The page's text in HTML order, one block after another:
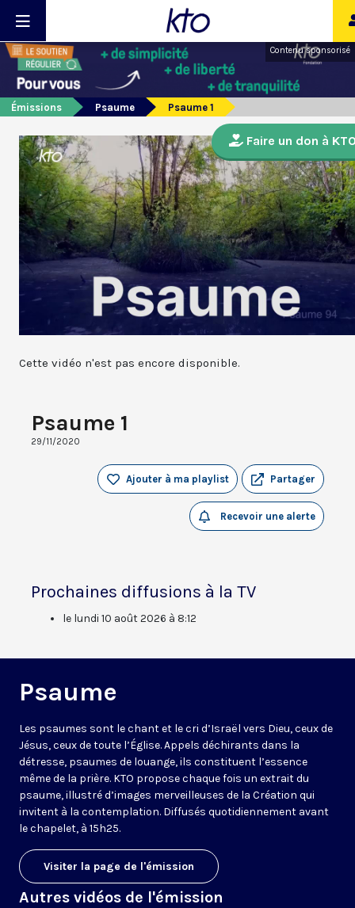
Contenu sponsorisé
Émissions Psaume Psaume 1
Cette vidéo n'est pas encore disponible.
Psaume 1
29/11/2020
Partager
Ajouter à ma playlist
Recevoir une alerte
Prochaines diffusions à la TV
le lundi 10 août 2026 à 8:12
Psaume
Les psaumes sont le chant et le cri d’Israël vers Dieu, ceux de
Jésus, ceux de toute l’Église. Appels déchirants dans la
détresse, psaumes de louange, ils constituent l’essence
même de la prière. KTO propose chaque fois un extrait du
psaume, illustré d’images merveilleuses de la Création qui
invitent à la contemplation. Diffusés quotidiennement avant
le chapelet, à 15h25.
Visiter la page de l'émission
Autres vidéos de l'émission
Faire un don à